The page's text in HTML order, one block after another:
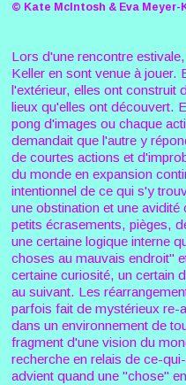
© Kate McIntosh & Eva Meyer-
Lors d'une rencontre
Keller en sont venue à jouer.
l'extérieur, elles ont construit
lieux qu'elles ont découvert.
pong d'images ou chaque
demandait que l'autre y
de courtes actions et
du monde en expansion
intentionnel de ce qui s'y
une obstination et une
petits écrasements, pièges,
une certaine logique interne
choses au mauvais endroit"
certaine curiosité, un certain
au suivant. Les
parfois fait de mystérieux re-
dans un environnement de
fragment d'une vision du
recherche en relais de ce-
advient quand une "chose"